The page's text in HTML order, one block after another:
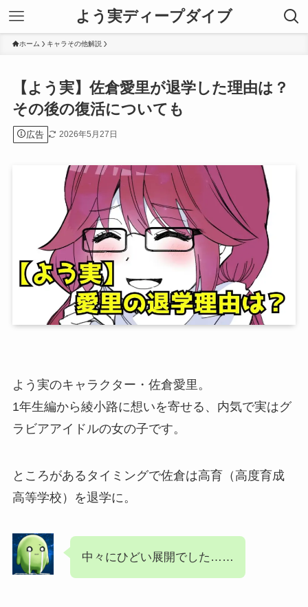
よう実ディープダイブ
ホーム キャラその他解説
【よう実】佐倉愛里が退学した理由は？
その後の復活についても
広告 2026年5月27日
よう実のキャラクター・佐倉愛里。
1年生編から綾小路に想いを寄せる、内気で実はグ
ラビアアイドルの女の子です。
ところがあるタイミングで佐倉は高育（高度育成
高等学校）を退学に。
中々にひどい展開でした……